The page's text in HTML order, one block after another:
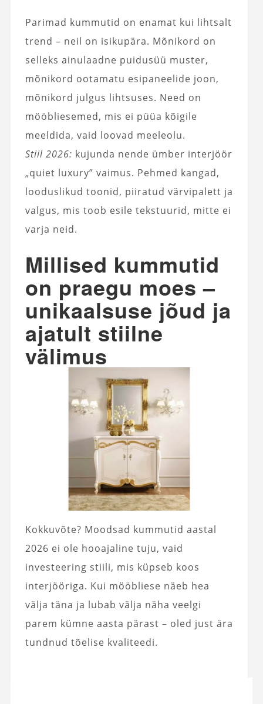
Parimad kummutid on enamat kui lihtsalt
trend – neil on isikupära. Mõnikord on
selleks ainulaadne puidusüü muster,
mõnikord ootamatu esipaneelide joon,
mõnikord julgus lihtsuses. Need on
mööbliesemed, mis ei püüa kõigile
meeldida, vaid loovad meeleolu.
Stiil 2026: kujunda nende ümber interjöör
„quiet luxury” vaimus. Pehmed kangad,
looduslikud toonid, piiratud värvipalett ja
valgus, mis toob esile tekstuurid, mitte ei
varja neid.
Millised kummutid
on praegu moes –
unikaalsuse jõud ja
ajatult stiilne
välimus
Kokkuvõte? Moodsad kummutid aastal
2026 ei ole hooajaline tuju, vaid
investeering stiili, mis küpseb koos
interjööriga. Kui mööbliese näeb hea
välja täna ja lubab välja näha veelgi
parem kümne aasta pärast – oled just ära
tundnud tõelise kvaliteedi.